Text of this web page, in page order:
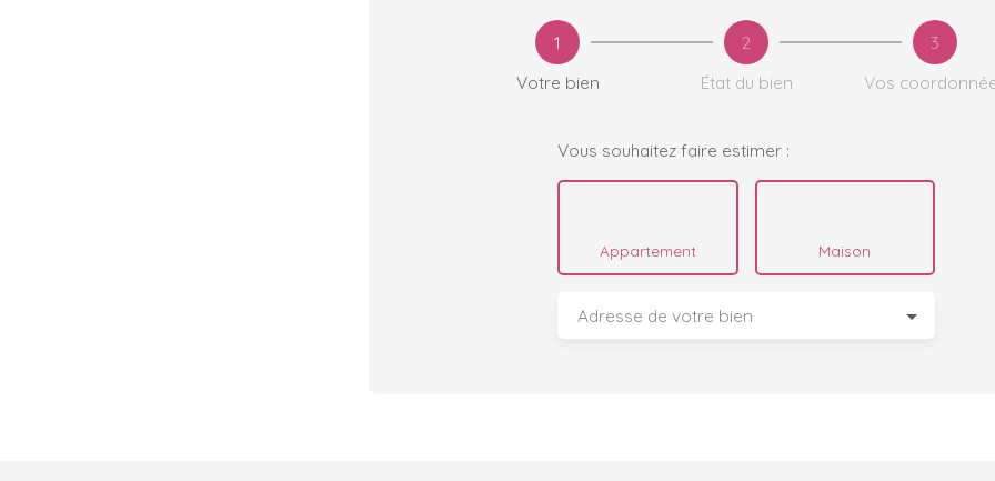
1
Votre bien
2
État du bien
3
Vos
Vous souhaitez faire estimer :
Appartement Maison
Adresse de votre bien